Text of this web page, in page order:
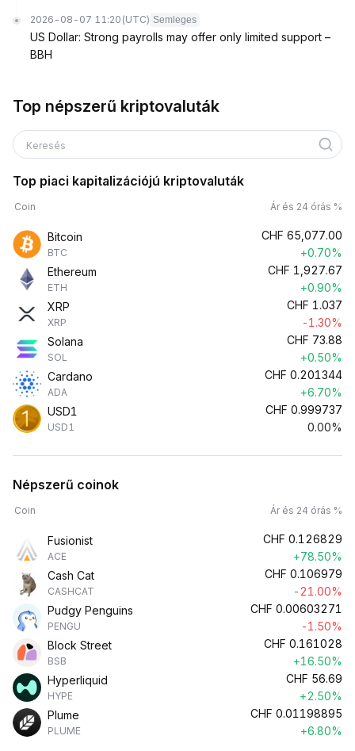
2026-08-07 11:20 (UTC) Semleges
US Dollar: Strong payrolls may offer only limited support –
BBH
Top népszerű kriptovaluták
Keresés
Top piaci kapitalizációjú kriptovaluták
Coin Ár és 24 órás %
Bitcoin
BTC
CHF 65,077.00
+0.70%
Ethereum
ETH
CHF 1,927.67
+0.90%
XRP
XRP
CHF 1.037
-1.30%
Solana
SOL
CHF 73.88
+0.50%
Cardano
ADA
CHF 0.201344
+6.70%
USD1
USD1
CHF 0.999737
0.00%
Népszerű coinok
Coin Ár és 24 órás %
Fusionist
ACE
CHF 0.126829
+78.50%
Cash Cat
CASHCAT
CHF 0.106979
-21.00%
Pudgy Penguins
PENGU
CHF 0.00603271
-1.50%
Block Street
BSB
CHF 0.161028
+16.50%
Hyperliquid
HYPE
CHF 56.69
+2.50%
Plume
PLUME
CHF 0.01198895
+6.80%